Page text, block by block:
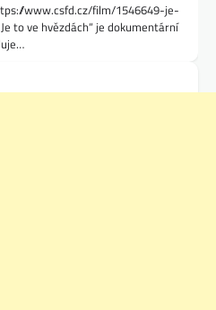
www.csfd.cz/film/1546649-je-
to ve hvězdách“ je dokumentární